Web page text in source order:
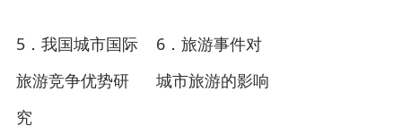
5 ． 我国城市国际
旅游竞争优势研
究
6 ．旅游事件对
城市旅游的影响